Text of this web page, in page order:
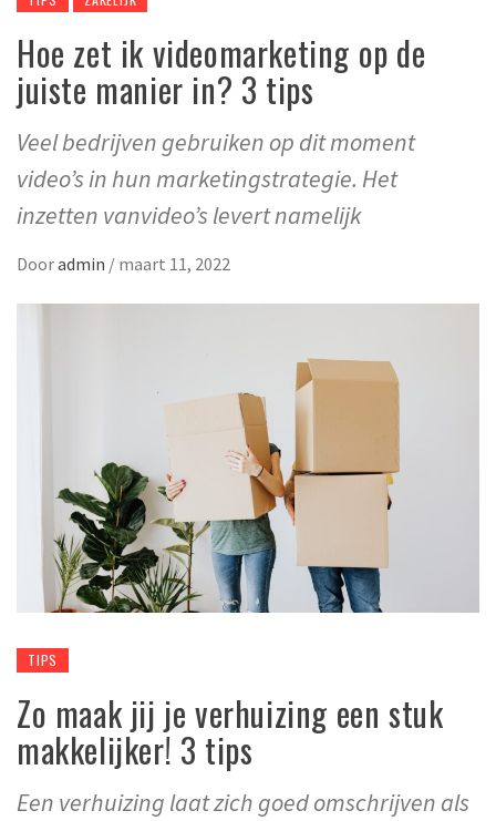
Hoe zet ik videomarketing op de
juiste manier in? 3 tips
Veel bedrijven gebruiken op dit moment
video’s in hun marketingstrategie. Het
inzetten vanvideo’s levert namelijk
Dooradmin / maart 11, 2022
TIPS
Zo maak jij je verhuizing een stuk
makkelijker! 3 tips
Een verhuizing laat zich goed omschrijven als